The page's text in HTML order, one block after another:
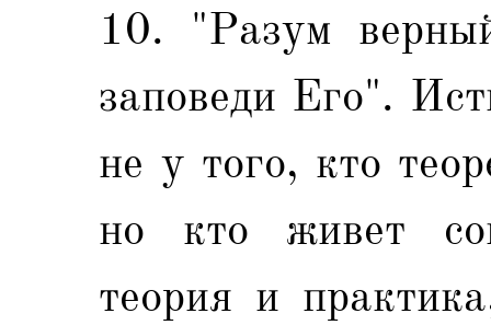
10. "Разум
заповеди Его".
не у того, кто
но кто живет
теория и